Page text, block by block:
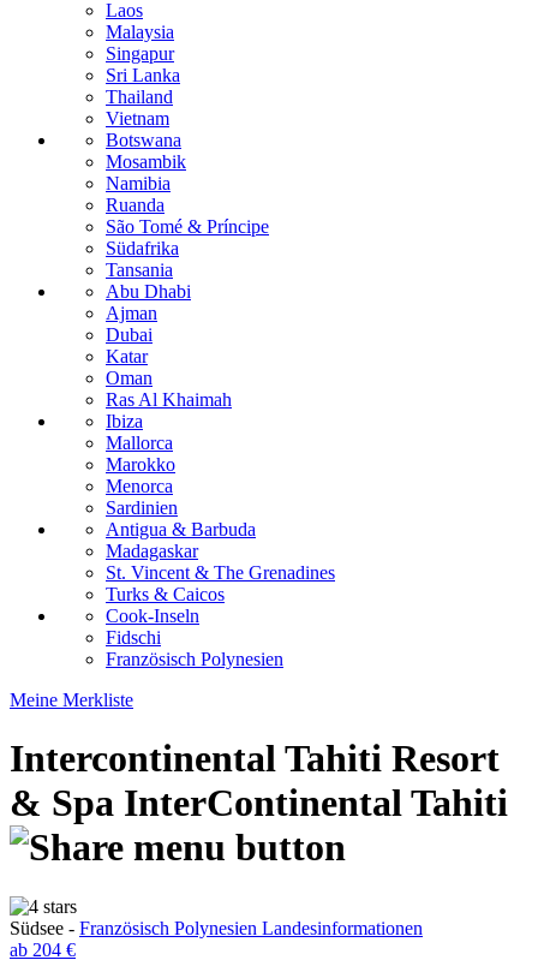
Laos
Malaysia
Singapur
Sri Lanka
Thailand
Vietnam
Botswana
Mosambik
Namibia
Ruanda
São Tomé & Príncipe
Südafrika
Tansania
Abu Dhabi
Ajman
Dubai
Katar
Oman
Ras Al Khaimah
Ibiza
Mallorca
Marokko
Menorca
Sardinien
Antigua & Barbuda
Madagaskar
St. Vincent & The Grenadines
Turks & Caicos
Cook-Inseln
Fidschi
Französisch Polynesien
Meine Merkliste
Intercontinental Tahiti Resort
& Spa InterContinental Tahiti
Südsee - Französisch Polynesien Landesinformationen
ab 204 €